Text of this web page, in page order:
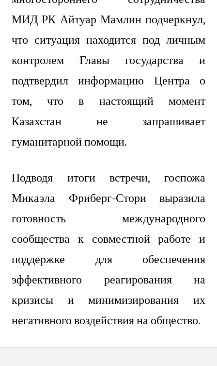
МИД РК Айтуар Мамлин подчеркнул,
что ситуация находится под личным
контролем Главы государства и
подтвердил информацию Центра о
том, что в настоящий момент
Казахстан не запрашивает
гуманитарной помощи.
Подводя итоги встречи, госпожа
Микаэла Фриберг-Стори выразила
готовность международного
сообщества к совместной работе и
поддержке для обеспечения
эффективного реагирования на
кризисы и минимизирования их
негативного воздействия на общество.